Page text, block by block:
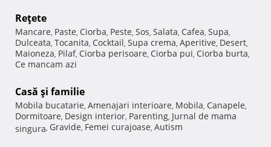
Reţete
Mancare, Paste, Ciorba, Peste, Sos, Salata, Cafea, Supa,
Dulceata, Tocanita, Cocktail, Supa crema, Aperitive, Desert,
Maioneza, Pilaf, Ciorba perisoare, Ciorba pui, Ciorba burta,
Ce mancam azi
Casă şi familie
Mobila bucatarie, Amenajari interioare, Mobila, Canapele,
Dormitoare, Design interior, Parenting, Jurnal de mama
singura, Gravide, Femei curajoase, Autism